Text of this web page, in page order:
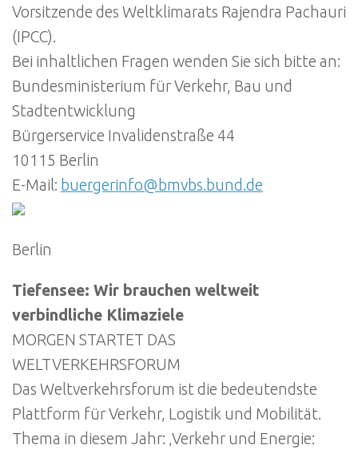
Vorsitzende des Weltklimarats Rajendra Pachauri
(IPCC).
Bei inhaltlichen Fragen wenden Sie sich bitte an:
Bundesministerium für Verkehr, Bau und
Stadtentwicklung
Bürgerservice Invalidenstraße 44
10115 Berlin
E-Mail: buergerinfo@bmvbs.bund.de
Berlin
Tiefensee: Wir brauchen weltweit
verbindliche Klimaziele
MORGEN STARTET DAS
WELTVERKEHRSFORUM
Das Weltverkehrsforum ist die bedeutendste
Plattform für Verkehr, Logistik und Mobilität.
Thema in diesem Jahr: ‚Verkehr und Energie: